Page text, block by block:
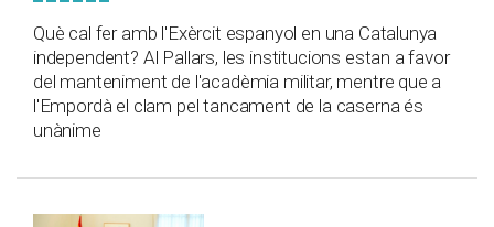
Què cal fer amb l'Exèrcit espanyol en una Catalunya
independent? Al Pallars, les institucions estan a favor
del manteniment de l'acadèmia militar, mentre que a
l'Empordà el clam pel tancament de la caserna és
unànime